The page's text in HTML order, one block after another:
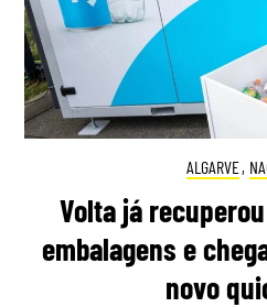
ALGARVE,
Volta já
embalagens e
novo